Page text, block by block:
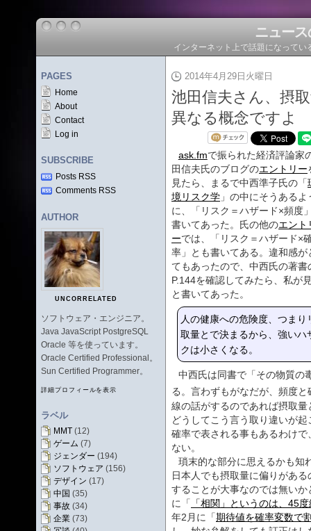
ニュー
インターネット上で話題になって
PAGES
Home
About
Contact
Log in
SUBSCRIBE
Posts RSS
Comments RSS
AUTHOR
UNCORRELATED
ソフトウェア・エンジニア。
Java JavaScript PostgreSQL
Oracle 等を使っています。
Oracle Certified Professional。
Sun Certified Programmer。
詳細プロフィールを表示
ラベル
MMT (12)
ゲーム (7)
ジェンダー (194)
ソフトウェア (156)
デザイン (17)
中国 (35)
事故 (34)
企業 (73)
2014年4月29日火曜日
池田信夫さん、摂
異なる概念ですよ
ask.fmで振られた経済評論家
田信夫氏のブログのエントリー
見たら、まるで中西準子氏の「
境リスク学 」の中にそうあるよ
に、「リスク＝ハザード×頻度
書いてあった。氏の他のエント
ーでは、「リスク＝ハザード×
率」とも書いてある。違和感が
てもあったので、中西氏の著書
P.144を確認してみたら、私が
と書いてあった。
人の健康への危険度、つま
取量とで決まるから、強い
クは小さくなる。
中西氏は同書で「その物質の
る。言わずもがなだが、頻度
線の話がするのであれば摂取
どうしてこう言う取り違いが
確率で表される事もあるわけ
ない。
瑣末的な部分に思えるかも知
日本人でも摂取量に偏りがあ
することが大事なのでは無い
に「
「相関」というのは、45
年2月に「期待値を確率変数で